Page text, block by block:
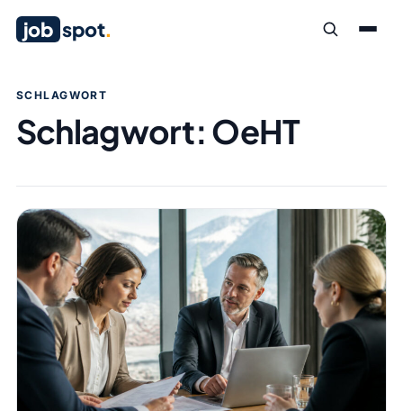
job spot.
SCHLAGWORT
Schlagwort:OeHT